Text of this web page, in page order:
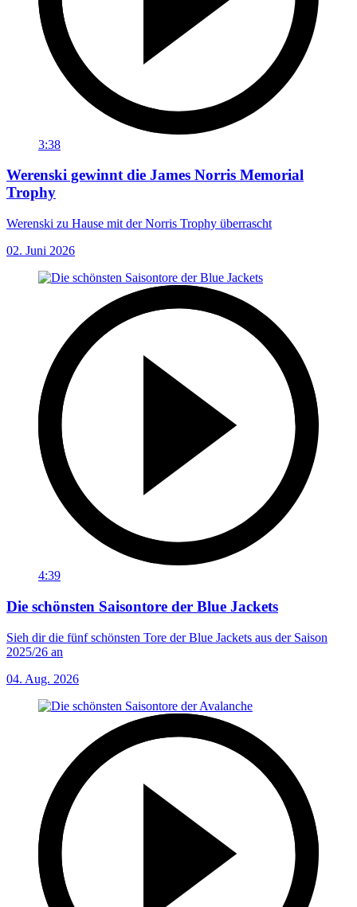
3:38
Werenski gewinnt die James Norris Memorial
Trophy
Werenski zu Hause mit der Norris Trophy überrascht
02. Juni 2026
4:39
Die schönsten Saisontore der Blue Jackets
Sieh dir die fünf schönsten Tore der Blue Jackets aus der Saison
2025/26 an
04. Aug. 2026